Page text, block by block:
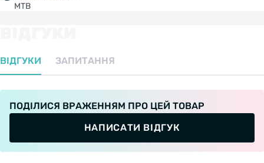
MTB
ВІДГУКИ ЗАПИТАННЯ
ПОДІЛИСЯ ВРАЖЕННЯМ ПРО ЦЕЙ ТОВАР
НАПИСАТИ ВІДГУК